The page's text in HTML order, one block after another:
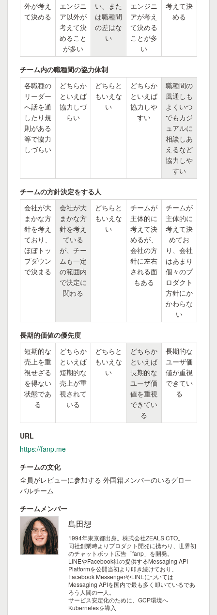
外が考え
て決める
エンジニ
ア以外が
考えて決
めること
が多い
い、また
は職種間
の差はな
い
エンジニ
アが考え
て決める
ことが多
い
考えて決
める
チーム内の職種間の協力体制
各職種の
リーダー
へ話を通
したり規
則がある
等で協力
しづらい
どちらか
といえば
協力しづ
らい
どちらと
もいえな
い
どちらか
といえば
協力しや
すい
職種間の
風通しも
よくいつ
でもカジ
ュアルに
相談しあ
えるなど
協力しや
すい
チームの方針決定をする人
会社が大
まかな方
針を考え
ており、
ほぼトッ
プダウン
で決まる
会社が大
まかな方
針を考え
ている
が、チー
ムも一定
の範囲内
で決定に
関わる
どちらと
もいえな
い
チームが
主体的に
考えて決
めるが、
会社の方
針に左右
される面
もある
チームが
主体的に
考えて決
めてお
り、会社
はあまり
個々のプ
ロダクト
方針にか
かわらな
い
長期的価値の優先度
短期的な
売上を重
視せざる
を得ない
状態であ
る
どちらか
といえば
短期的な
売上が重
視されて
いる
どちらと
もいえな
い
どちらか
といえば
長期的な
ユーザ価
値を重視
できてい
る
長期的な
ユーザ価
値が重視
できてい
る
URL
https://fanp.me
チームの文化
全員がレビューに参加する 外国籍メンバーのいるグロー
バルチーム
チームメンバー
島田想
1994年東京都出身。株式会社ZEALS CTO。
同社創業時よりプロダクト開発に携わり、世界初
のチャットボット広告「fanp」を開発。
LINEやFacebook社の提供するMessaging API
Platformを公開当初より叩き続けており、
Facebook MessengerやLINEについては
Messaging APIを国内で最も多く叩いているであ
ろう人間の一人。
サービス安定化のために、GCP環境へ
Kubernetesを導入